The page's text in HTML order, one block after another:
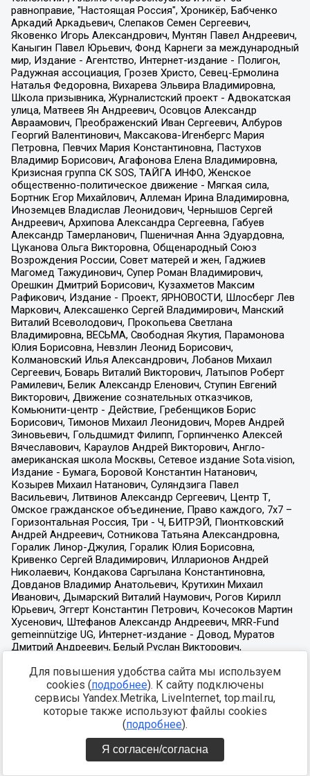
Для повышения удобства сайта мы используем
cookies (подробнее). К сайту подключены
сервисы Yandex.Metrika, LiveInternet, top.mail.ru,
которые также используют файлы cookies
(подробнее).
Я согласен/согласна